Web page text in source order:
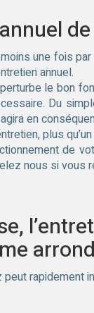
une fois
annuel.
perturbe le bon
Du
en
plus
de
nous si
rapidement